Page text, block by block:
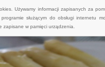
Używamy informacji zapisanych za
służącym do obsługi internetu
w pamięci urządzenia.